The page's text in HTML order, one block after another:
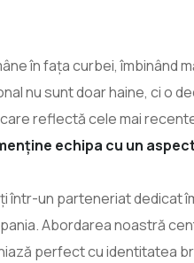
în fața curbei, îmbinând
sunt doar haine, ci o
reflectă cele mai
echipa cu un
un parteneriat dedicat
Abordarea noastră
perfect cu identitatea